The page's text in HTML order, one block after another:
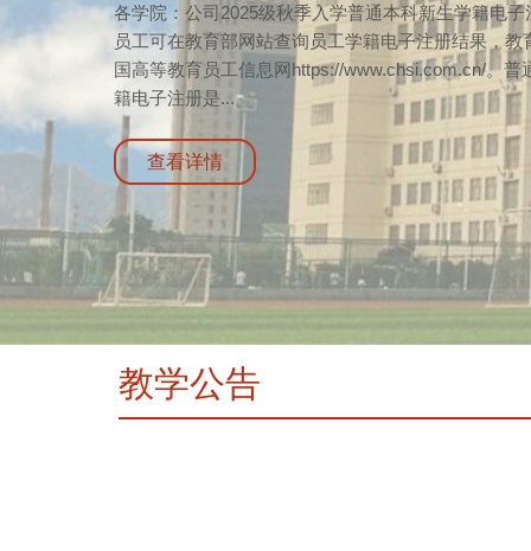
各学院：公司2025级秋季入学普通本科新生学籍电
员工可在教育部网站查询员工学籍电子注册结果，教
国高等教育员工信息网https://www.chsi.com.cn/。普
籍电子注册是...
查看详情
教学公告